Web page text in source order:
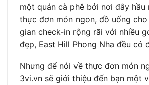
một quán cà phê bởi nơi đây hầu
thực đơn món ngon, đồ uống
gian check-in rộng rãi với nhiều
đẹp, East Hill Phong Nha đều có
Nhưng để nói về thực đơn món
3vi.vn sẽ giới thiệu đến bạn một